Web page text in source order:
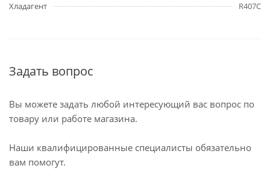
Хладагент
R407C
Задать вопрос
Вы можете задать любой интересующий вас вопрос по
товару или работе магазина.
Наши квалифицированные специалисты обязательно
вам помогут.